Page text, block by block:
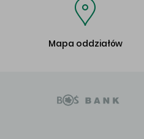
Mapa oddziałów